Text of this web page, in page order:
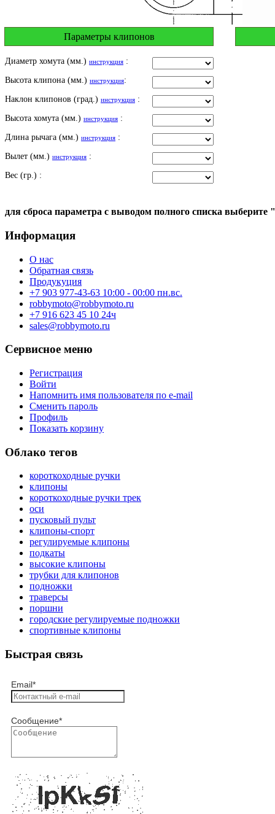
Параметры клипонов
Диаметр хомута (мм.) инструкция :
Высота клипона (мм.) инструкция:
Наклон клипонов (град.) инструкция :
Высота хомута (мм.) инструкция :
Длина рычага (мм.) инструкция :
Вылет (мм.) инструкция :
Вес (гр.) :
для сброса параметра с выводом полного списка
Информация
О нас
Обратная связь
Продукуция
+7 903 977-43-63 10:00 - 00:00 пн.вс.
robbymoto@robbymoto.ru
+7 916 623 45 10 24ч
sales@robbymoto.ru
Сервисное меню
Регистрация
Войти
Напомнить имя пользователя по e-mail
Сменить пароль
Профиль
Показать корзину
Облако тегов
короткоходные ручки
клипоны
короткоходные ручки трек
оси
пусковый пульт
клипоны-спорт
регулируемые клипоны
подкаты
высокие клипоны
трубки для клипонов
подножки
траверсы
поршни
городские регулируемые подножки
спортивные клипоны
Быстрая связь
Email*
Сообщение*